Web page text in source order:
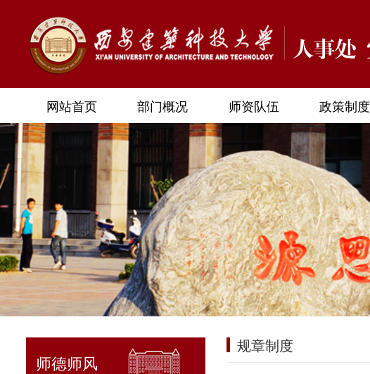
网站首页 部门概况 师资队伍 政策制度
师德师风
规章制度